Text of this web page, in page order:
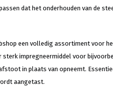
dat het onderhouden van de
een volledig assortiment voor
sterk impregneermiddel voor
in plaats van opneemt.
aangetast.